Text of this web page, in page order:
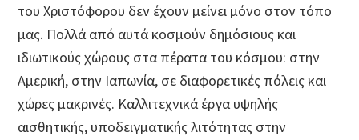
του Χριστόφορου δεν έχουν μείνει μόνο στον τόπο
μας. Πολλά από αυτά κοσμούν δημόσιους και
ιδιωτικούς χώρους στα πέρατα του κόσμου: στην
Αμερική, στην Ιαπωνία, σε διαφορετικές πόλεις και
χώρες μακρινές. Καλλιτεχνικά έργα υψηλής
αισθητικής, υποδειγματικής λιτότητας στην